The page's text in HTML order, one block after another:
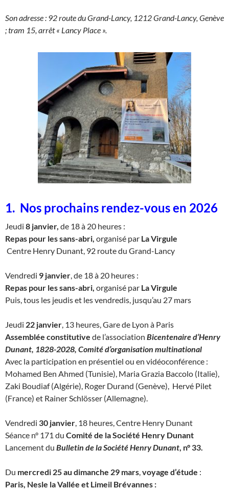
Son adresse : 92 route du Grand-Lancy, 1212 Grand-Lancy, Genève
; tram 15, arrêt « Lancy Place ».
1. Nos prochains rendez-vous en 2026
Jeudi 8 janvier, de 18 à 20 heures :
Repas pour les sans-abri, organisé par La Virgule
Centre Henry Dunant, 92 route du Grand-Lancy
Vendredi 9 janvier, de 18 à 20 heures :
Repas pour les sans-abri, organisé par La Virgule
Puis, tous les jeudis et les vendredis, jusqu’au 27 mars
Jeudi 22 janvier, 13 heures, Gare de Lyon à Paris
Assemblée constitutive de l’association Bicentenaire d’Henry
Dunant, 1828-2028, Comité d’organisation multinational
Avec la participation en présentiel ou en vidéoconférence :
Mohamed Ben Ahmed (Tunisie), Maria Grazia Baccolo (Italie),
Zaki Boudiaf (Algérie), Roger Durand (Genève), Hervé Pilet
(France) et Rainer Schlösser (Allemagne).
Vendredi 30 janvier, 18 heures, Centre Henry Dunant
Séance n° 171 du Comité de la Société Henry Dunant
Lancement du Bulletin de la Société Henry Dunant, n° 33.
Du mercredi 25 au dimanche 29 mars,voyage d’étude :
Paris, Nesle la Vallée et Limeil Brévannes :